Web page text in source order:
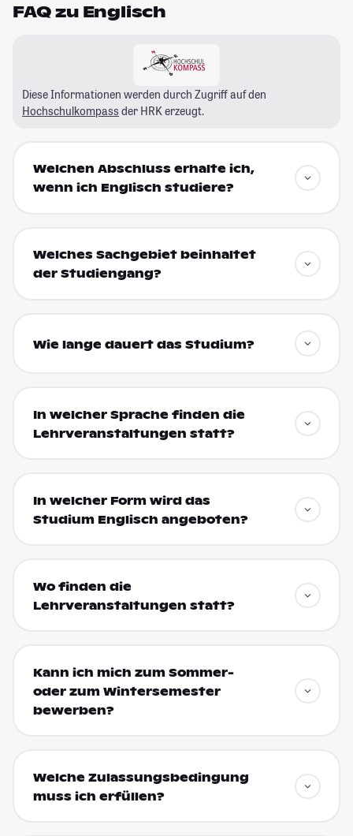
FAQ zu Englisch
Diese Informationen werden durch Zugriff auf den
Hochschulkompass der HRK erzeugt.
Welchen Abschluss erhalte ich,
wenn ich Englisch studiere?
Welches Sachgebiet beinhaltet
der Studiengang?
Wie lange dauert das Studium?
In welcher Sprache finden die
Lehrveranstaltungen statt?
In welcher Form wird das
Studium Englisch angeboten?
Wo finden die
Lehrveranstaltungen statt?
Kann ich mich zum Sommer-
oder zum Wintersemester
bewerben?
Welche Zulassungsbedingung
muss ich erfüllen?